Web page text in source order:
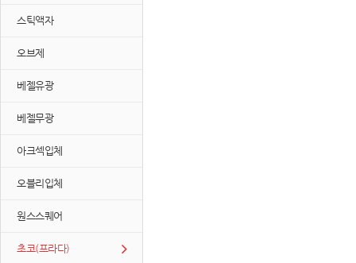
스틱액자
오브제
베젤유광
베젤무광
아크섹입체
오블리입체
원스스퀘어
초코(프라다)